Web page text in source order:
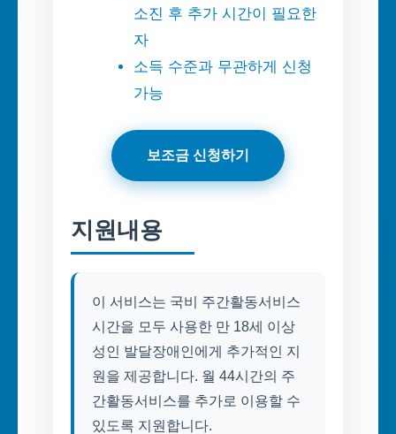
소진 후 추가 시간이 필요한
자
소득 수준과 무관하게 신청
가능
보조금 신청하기
지원내용
이 서비스는 국비 주간활동서비스
시간을 모두 사용한 만 18세 이상
성인 발달장애인에게 추가적인 지
원을 제공합니다. 월 44시간의 주
간활동서비스를 추가로 이용할 수
있도록 지원합니다.